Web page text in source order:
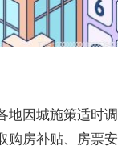
地因城施策适时调
购房补贴、房票安